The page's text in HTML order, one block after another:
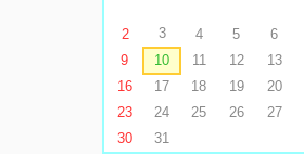
2
3 4 5 6
9
10 11 12 13
16
17 18 19 20
23
24 25 26 27
30
31